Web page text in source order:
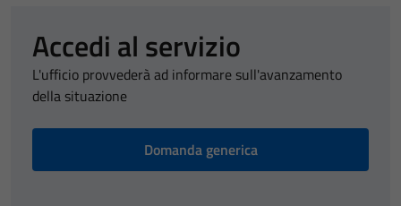
Accedi al servizio
L'ufficio provvederà ad informare sull'avanzamento
della situazione
Domanda generica